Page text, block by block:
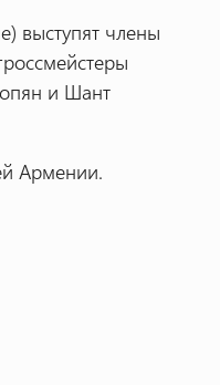
выступят члены
и Шант
Армении.